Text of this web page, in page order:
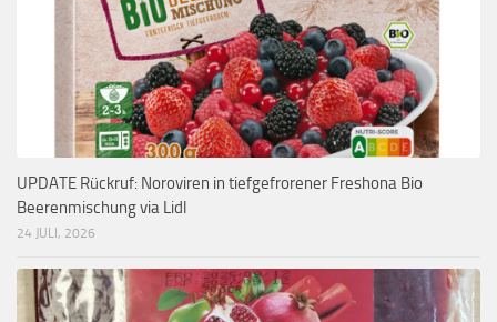
UPDATE Rückruf: Noroviren in tiefgefrorener Freshona Bio
Beerenmischung via Lidl
24 JULI, 2026